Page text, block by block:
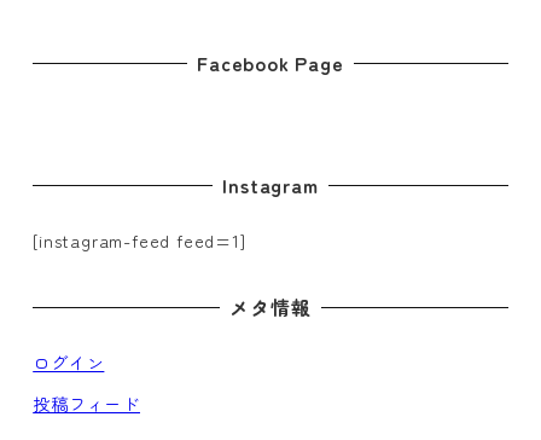
送
り
Facebook Page
Instagram
[instagram-feed feed=1]
メタ情報
ログイン
投稿フィード